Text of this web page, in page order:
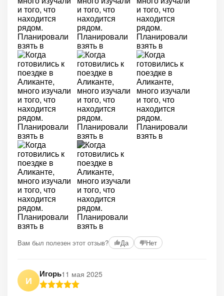
Вам был полезен этот отзыв? Да Нет
И
Игорь11 мая 2025